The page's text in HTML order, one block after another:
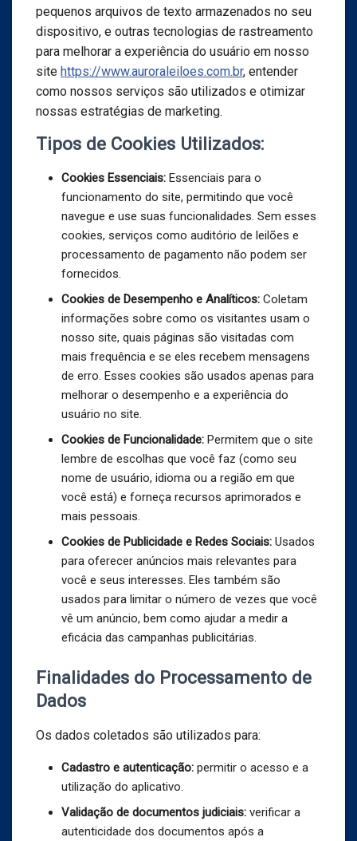
pequenos arquivos de texto armazenados no seu
dispositivo, e outras tecnologias de rastreamento
para melhorar a experiência do usuário em nosso
site https://www.auroraleiloes.com.br, entender
como nossos serviços são utilizados e otimizar
nossas estratégias de marketing.
Tipos de Cookies Utilizados:
Cookies Essenciais: Essenciais para o
funcionamento do site, permitindo que você
navegue e use suas funcionalidades. Sem esses
cookies, serviços como auditório de leilões e
processamento de pagamento não podem ser
fornecidos.
Cookies de Desempenho e Analíticos: Coletam
informações sobre como os visitantes usam o
nosso site, quais páginas são visitadas com
mais frequência e se eles recebem mensagens
de erro. Esses cookies são usados apenas para
melhorar o desempenho e a experiência do
usuário no site.
Cookies de Funcionalidade: Permitem que o site
lembre de escolhas que você faz (como seu
nome de usuário, idioma ou a região em que
você está) e forneça recursos aprimorados e
mais pessoais.
Cookies de Publicidade e Redes Sociais: Usados
para oferecer anúncios mais relevantes para
você e seus interesses. Eles também são
usados para limitar o número de vezes que você
vê um anúncio, bem como ajudar a medir a
eficácia das campanhas publicitárias.
Finalidades do Processamento de
Dados
Os dados coletados são utilizados para:
Cadastro e autenticação: permitir o acesso e a
utilização do aplicativo.
Validação de documentos judiciais: verificar a
autenticidade dos documentos após a